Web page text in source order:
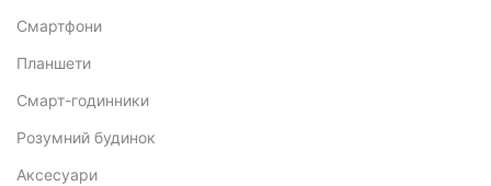
Смартфони
Планшети
Смарт-годинники
Розумний будинок
Аксесуари